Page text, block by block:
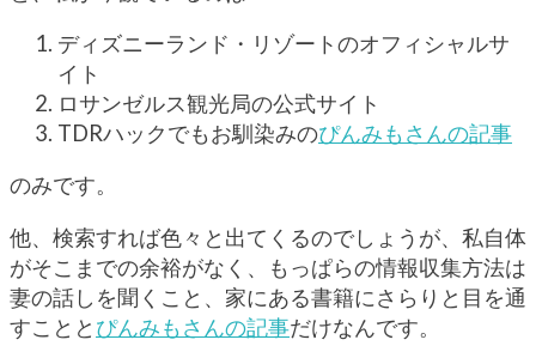
ディズニーランド・リゾートのオフィシャルサ
イト
ロサンゼルス観光局の公式サイト
TDRハックでもお馴染みのぴんみもさんの記事
のみです。
他、検索すれば色々と出てくるのでしょうが、私自体
がそこまでの余裕がなく、もっぱらの情報収集方法は
妻の話しを聞くこと、家にある書籍にさらりと目を通
すことと ぴんみもさんの記事だけなんです。